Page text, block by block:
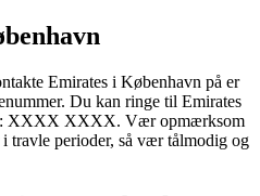
Emirates i København på er
Du kan ringe til Emirates
XXXX XXXX. Vær opmærksom
travle perioder, så vær tålmodig og